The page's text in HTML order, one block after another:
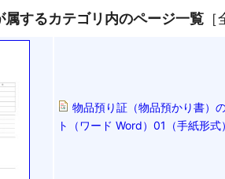
属するカテゴリ内のページ一覧
物品預り証（物品預かり書）
ト（ワード Word）01（手紙形式